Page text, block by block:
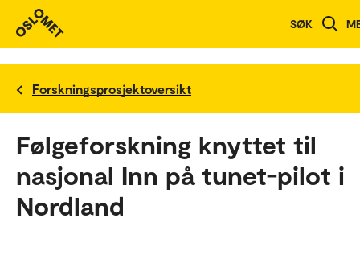
SØK
Forskningsprosjektoversikt
Følgeforskning knyttet til
nasjonal Inn på tunet-pilot i
Nordland